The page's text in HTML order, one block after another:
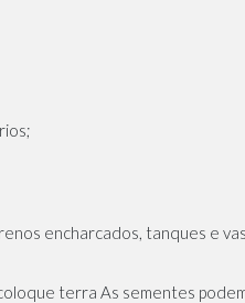
encharcados, tanques e
terra As sementes